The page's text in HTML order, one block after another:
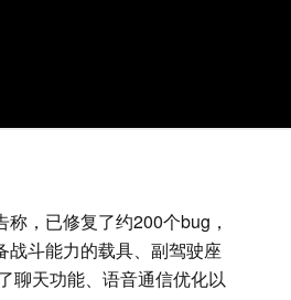
，已修复了约200个bug，
战斗能力的载具、副驾驶座
聊天功能、语音通信优化以